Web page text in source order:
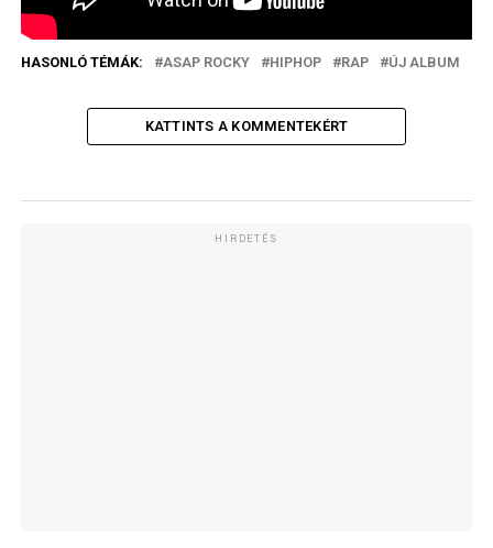
HASONLÓ TÉMÁK: ASAP ROCKY HIPHOP RAP ÚJ ALBUM
KATTINTS A KOMMENTEKÉRT
HIRDETÉS